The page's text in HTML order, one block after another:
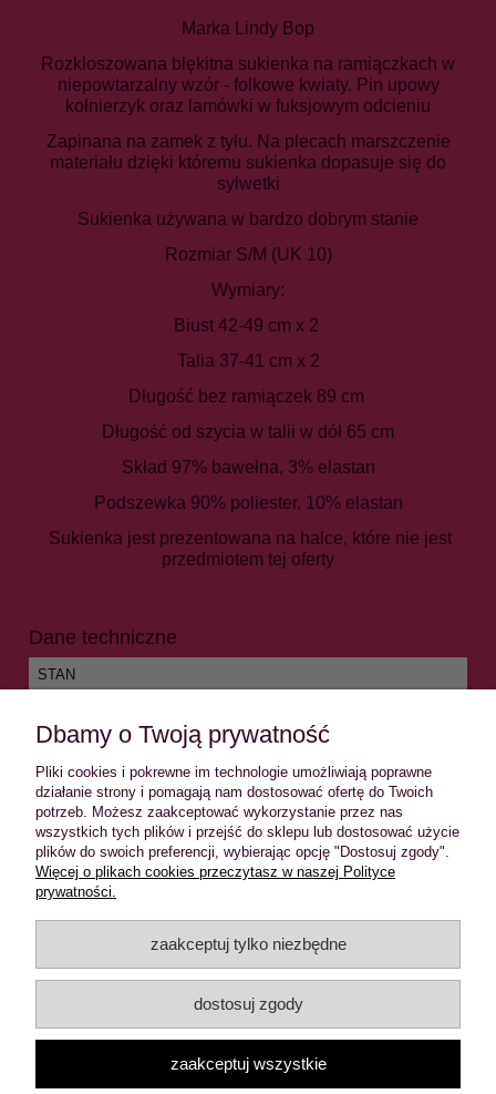
Marka Lindy Bop
Rozkloszowana błękitna sukienka na ramiączkach w
niepowtarzalny wzór - folkowe kwiaty. Pin upowy
kołnierzyk oraz lamówki w fuksjowym odcieniu
Zapinana na zamek z tyłu. Na plecach marszczenie
materiału dzięki któremu sukienka dopasuje się do
sylwetki
Sukienka używana w bardzo dobrym stanie
Rozmiar S/M (UK 10)
Wymiary:
Biust 42-49 cm x 2
Talia 37-41 cm x 2
Długość bez ramiączek 89 cm
Długość od szycia w talii w dół 65 cm
Skład 97% bawełna, 3% elastan
Podszewka 90% poliester, 10% elastan
Sukienka jest prezentowana na halce, które nie jest
przedmiotem tej oferty
Dane techniczne
STAN
ROZMIAR
S
INFORMACJE
PŁATNOŚCI I DOSTAWA
Sklep z ciuchami w klimatach alternatywnych: rock and roll,
rockabilly, psychobilly, pin up, punk, gothic, old school. Ciuchy
Dbamy o Twoją prywatność
Pliki cookies i pokrewne im technologie umożliwiają poprawne
działanie strony i pomagają nam dostosować ofertę do Twoich
potrzeb. Możesz zaakceptować wykorzystanie przez nas
wszystkich tych plików i przejść do sklepu lub dostosować użycie
plików do swoich preferencji, wybierając opcję "Dostosuj zgody".
Więcej o plikach cookies przeczytasz w naszej Polityce
prywatności.
zaakceptuj tylko niezbędne
dostosuj zgody
zaakceptuj wszystkie